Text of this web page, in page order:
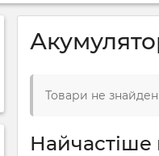
Товари не